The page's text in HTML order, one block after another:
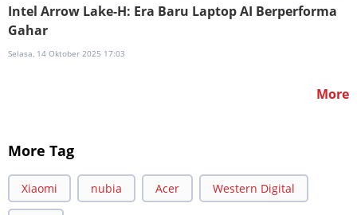
Intel Arrow Lake-H: Era Baru Laptop AI Berperforma
Gahar
Selasa, 14 Oktober 2025 17:03
More
More Tag
Xiaomi nubia Acer Western Digital